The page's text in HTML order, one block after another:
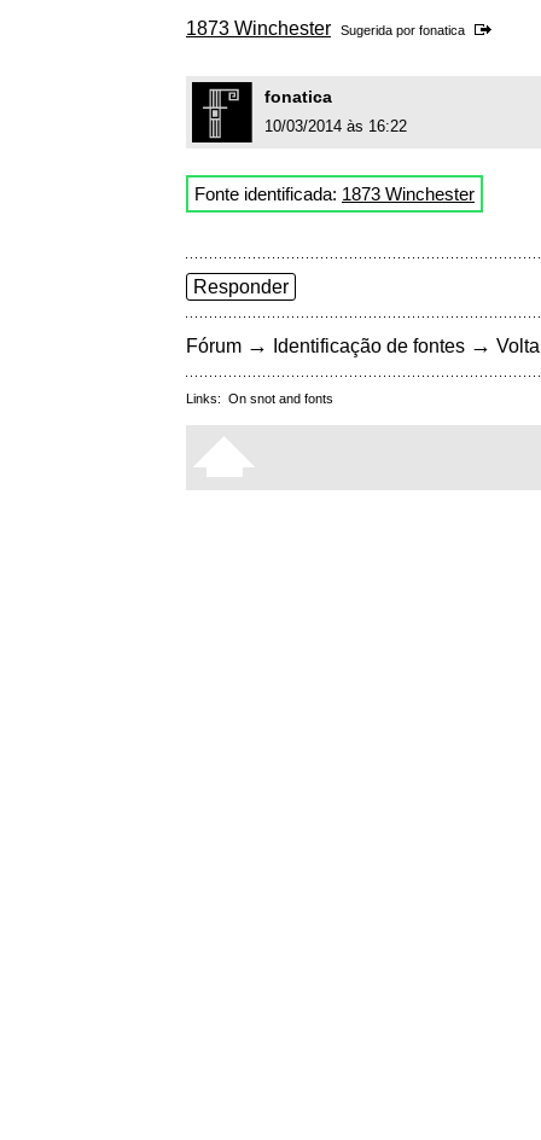
1873 Winchester Sugerida por fonatica
fonatica
10/03/2014 às 16:22
Fonte identificada: 1873 Winchester
Responder
Fórum → Identificação de fontes →
Links: On snot and fonts